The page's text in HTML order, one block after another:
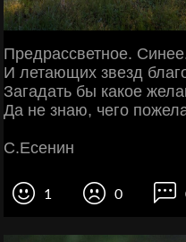
Предрассветное.
И летающих звезд
Загадать бы какое
Да не знаю, чего
С.Есенин
1 0